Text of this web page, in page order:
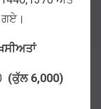
ਗਏ।
(ਕੁੱਲ6,000)